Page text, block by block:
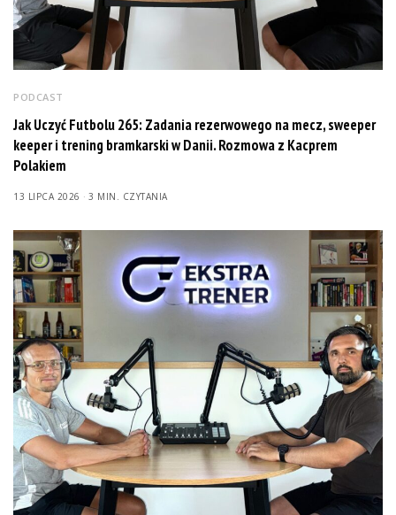
PODCAST
Jak Uczyć Futbolu 265: Zadania rezerwowego na mecz, sweeper
keeper i trening bramkarski w Danii. Rozmowa z Kacprem
Polakiem
13 LIPCA 2026 3 MIN. CZYTANIA